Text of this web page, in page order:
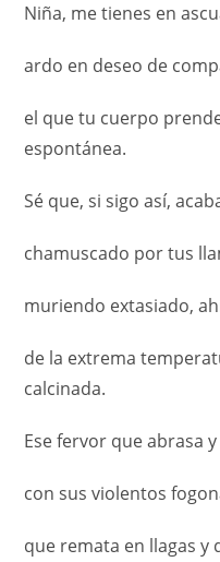
Niña, me tienes en
ardo en deseo de
el que tu cuerpo
espontánea.
Sé que, si sigo así,
chamuscado por tus
muriendo extasiado,
de la extrema
calcinada.
Ese fervor que abrasa
con sus violentos
que remata en llagas